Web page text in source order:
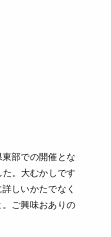
部での開催とな
。大むかしです
しいかたでなく
ご興味おありの